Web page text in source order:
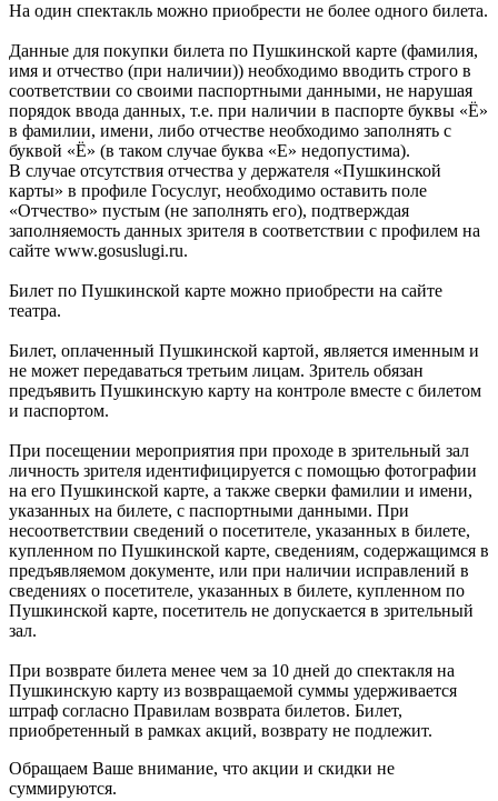
На один спектакль можно приобрести не более одного билета.
Данные для покупки билета по Пушкинской карте (фамилия,
имя и отчество (при наличии)) необходимо вводить строго в
соответствии со своими паспортными данными, не нарушая
порядок ввода данных, т.е. при наличии в паспорте буквы «Ё»
в фамилии, имени, либо отчестве необходимо заполнять с
буквой «Ё» (в таком случае буква «Е» недопустима).
В случае отсутствия отчества у держателя «Пушкинской
карты» в профиле Госуслуг, необходимо оставить поле
«Отчество» пустым (не заполнять его), подтверждая
заполняемость данных зрителя в соответствии с профилем на
сайте www.gosuslugi.ru.
Билет по Пушкинской карте можно приобрести на сайте
театра.
Билет, оплаченный Пушкинской картой, является именным и
не может передаваться третьим лицам. Зритель обязан
предъявить Пушкинскую карту на контроле вместе с билетом
и паспортом.
При посещении мероприятия при проходе в зрительный зал
личность зрителя идентифицируется с помощью фотографии
на его Пушкинской карте, а также сверки фамилии и имени,
указанных на билете, с паспортными данными. При
несоответствии сведений о посетителе, указанных в билете,
купленном по Пушкинской карте, сведениям, содержащимся в
предъявляемом документе, или при наличии исправлений в
сведениях о посетителе, указанных в билете, купленном по
Пушкинской карте, посетитель не допускается в зрительный
зал.
При возврате билета менее чем за 10 дней до спектакля на
Пушкинскую карту из возвращаемой суммы удерживается
штраф согласно Правилам возврата билетов. Билет,
приобретенный в рамках акций, возврату не подлежит.
Обращаем Ваше внимание, что акции и скидки не
суммируются.